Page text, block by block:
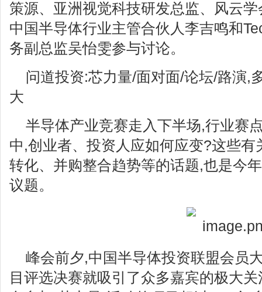
策源、亚洲视觉科技研发总监、风云
中国半导体行业主管合伙人李吉鸣和
务副总监吴怡雯参与讨论。
问道投资:芯力量/面对面/论坛/路演,
大
半导体产业竞赛走入下半场,行业赛
中,创业者、投资人应如何应变?这些有
转化、并购整合趋势等的话题,也是今
议题。
峰会前夕,中国半导体投资联盟会员
目评选决赛就吸引了众多嘉宾的极大